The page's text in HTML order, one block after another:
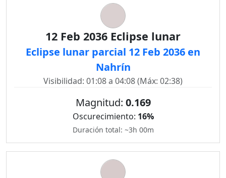
12 Feb 2036 Eclipse lunar
Eclipse lunar parcial 12 Feb 2036 en
Nahrín
Visibilidad: 01:08 a 04:08 (Máx: 02:38)
Magnitud: 0.169
Oscurecimiento: 16%
Duración total: ~3h 00m